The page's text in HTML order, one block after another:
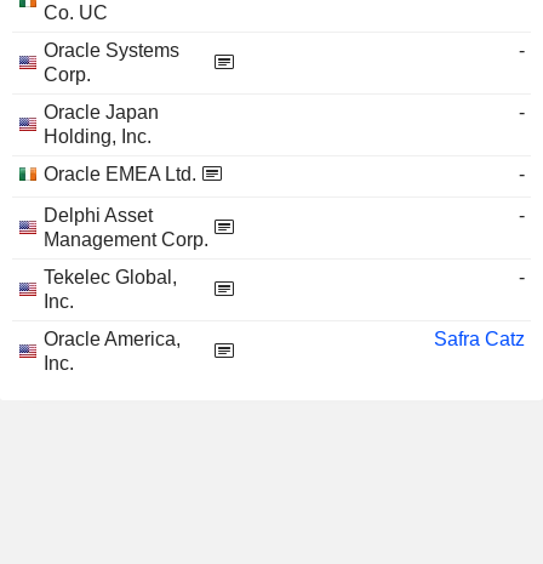
Co. UC
Oracle Systems
Corp.
-
Oracle Japan
Holding, Inc.
-
Oracle EMEA Ltd.
-
Delphi Asset
Management Corp.
-
Tekelec Global,
Inc.
-
Oracle America,
Inc.
Safra Catz